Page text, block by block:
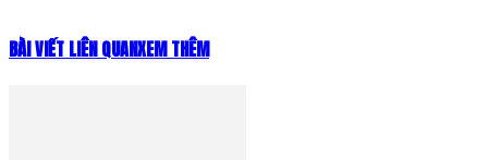
BÀI VIẾT LIÊN QUANXEM THÊM